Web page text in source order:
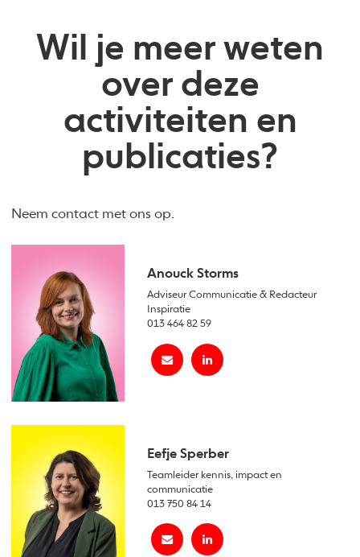
Wil je meer weten
over deze
activiteiten en
publicaties?
Neem contact met ons op.
Anouck Storms
Adviseur Communicatie & Redacteur
Inspiratie
013 464 82 59
Eefje Sperber
Teamleider kennis, impact en
communicatie
013 750 84 14